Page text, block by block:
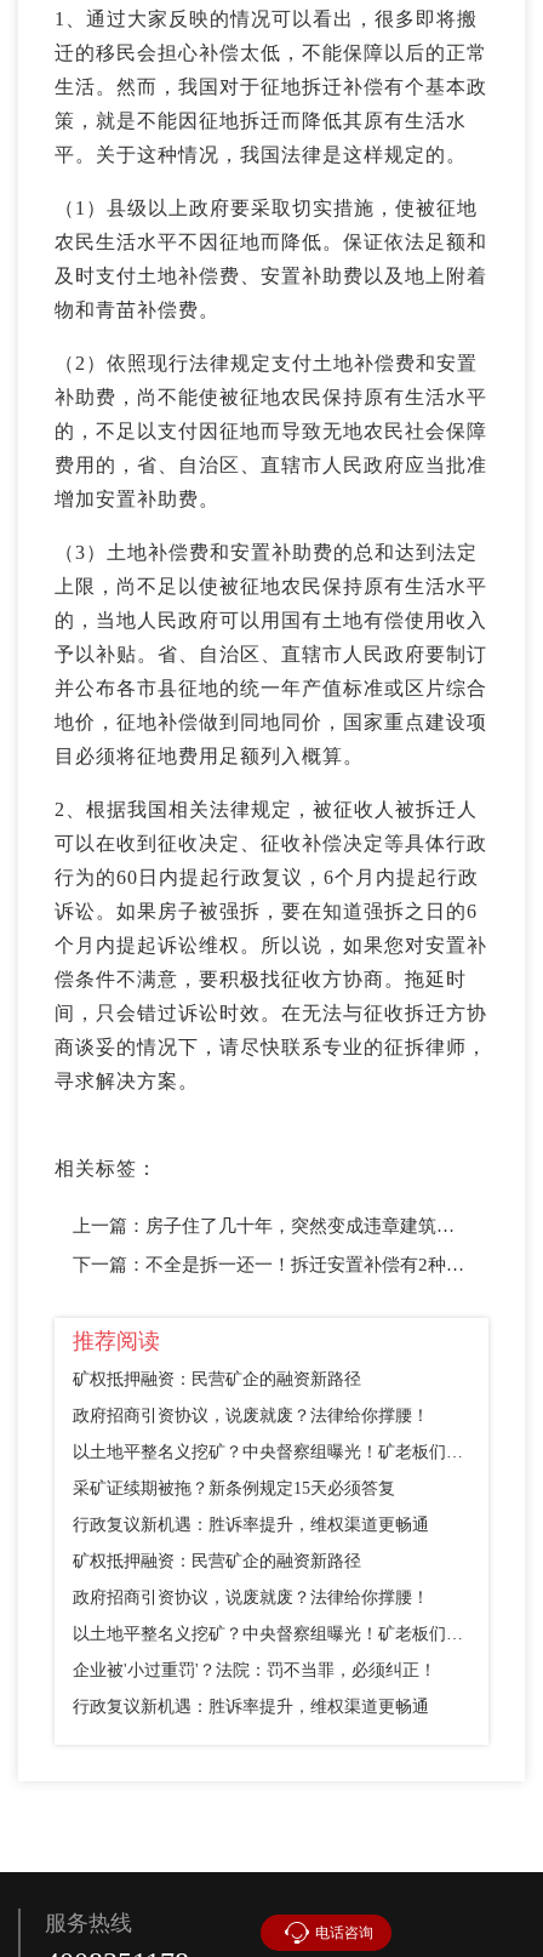
1、通过大家反映的情况可以看出，很多即将搬
迁的移民会担心补偿太低，不能保障以后的正常
生活。然而，我国对于征地拆迁补偿有个基本政
策，就是不能因征地拆迁而降低其原有生活水
平。关于这种情况，我国法律是这样规定的。
（1）县级以上政府要采取切实措施，使被征地
农民生活水平不因征地而降低。保证依法足额和
及时支付土地补偿费、安置补助费以及地上附着
物和青苗补偿费。
（2）依照现行法律规定支付土地补偿费和安置
补助费，尚不能使被征地农民保持原有生活水平
的，不足以支付因征地而导致无地农民社会保障
费用的，省、自治区、直辖市人民政府应当批准
增加安置补助费。
（3）土地补偿费和安置补助费的总和达到法定
上限，尚不足以使被征地农民保持原有生活水平
的，当地人民政府可以用国有土地有偿使用收入
予以补贴。省、自治区、直辖市人民政府要制订
并公布各市县征地的统一年产值标准或区片综合
地价，征地补偿做到同地同价，国家重点建设项
目必须将征地费用足额列入概算。
2、根据我国相关法律规定，被征收人被拆迁人
可以在收到征收决定、征收补偿决定等具体行政
行为的60日内提起行政复议，6个月内提起行政
诉讼。如果房子被强拆，要在知道强拆之日的6
个月内提起诉讼维权。所以说，如果您对安置补
偿条件不满意，要积极找征收方协商。拖延时
间，只会错过诉讼时效。在无法与征收拆迁方协
商谈妥的情况下，请尽快联系专业的征拆律师，
寻求解决方案。
相关标签：
上一篇： 房子住了几十年，突然变成违章建筑？能不随便拆违建吗？
下一篇： 不全是拆一还一！拆迁安置补偿有2种情况高于1:1，4种情况低于1:1-楹庭拆迁律师
推荐阅读
矿权抵押融资：民营矿企的融资新路径
政府招商引资协议，说废就废？法律给你撑腰！
以土地平整名义挖矿？中央督察组曝光！矿老板们别踩这个坑
采矿证续期被拖？新条例规定15天必须答复
行政复议新机遇：胜诉率提升，维权渠道更畅通
矿权抵押融资：民营矿企的融资新路径
政府招商引资协议，说废就废？法律给你撑腰！
以土地平整名义挖矿？中央督察组曝光！矿老板们别踩这个坑
企业被'小过重罚'？法院：罚不当罪，必须纠正！
行政复议新机遇：胜诉率提升，维权渠道更畅通
服务热线 电话咨询